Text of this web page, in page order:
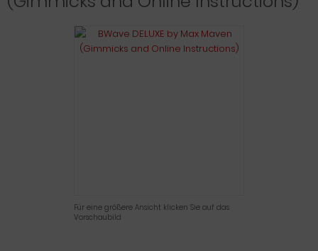
Für eine größere Ansicht klicken Sie auf das
Vorschaubild